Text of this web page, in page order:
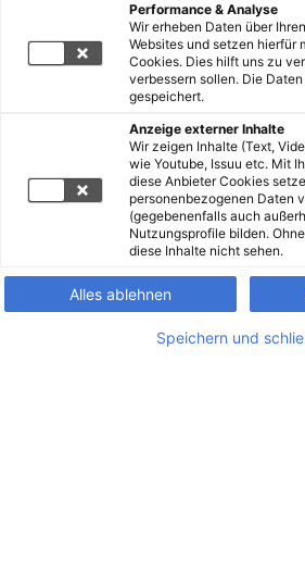
Performance & Analyse
Wir erheben Daten über
Websites und setzen hierfür
Cookies. Dies hilft uns zu
verbessern sollen. Die
gespeichert.
Anzeige externer Inhalte
Wir zeigen Inhalte (Text,
wie Youtube, Issuu etc. Mit
diese Anbieter Cookies
personenbezogenen Daten
(gegebenenfalls auch
Nutzungsprofile bilden.
diese Inhalte nicht sehen.
Alles ablehnen
Speichern und